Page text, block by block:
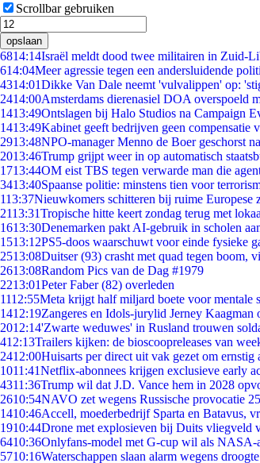
Scrollbar gebruiken
opslaan
6814:14Israël meldt dood twee militairen in Zuid-
614:04Meer agressie tegen een andersluidende
4314:01Dikke Van Dale neemt 'vulvalippen' op:
2414:00Amsterdams dierenasiel DOA overspoeld
1413:49Ontslagen bij Halo Studios na Campaign
1413:49Kabinet geeft bedrijven geen compensatie
2913:48NPO-manager Menno de Boer geschorst
2013:46Trump grijpt weer in op automatisch
1713:44OM eist TBS tegen verwarde man die
3413:40Spaanse politie: minstens tien voor
113:37Nieuwkomers schitteren bij ruime Europese
2113:31Tropische hitte keert zondag terug met
1613:30Denemarken pakt AI-gebruik in scholen
1513:12PS5-doos waarschuwt voor einde fysieke
2513:08Duitser (93) crasht met quad tegen boom,
2613:08Random Pics van de Dag #1979
2213:01Peter Faber (82) overleden
1112:55Meta krijgt half miljard boete voor mentale
1412:19Zangeres en Idols-jurylid Jerney
2012:14'Zwarte weduwes' in Rusland trouwen
412:13Trailers kijken: de bioscoopreleases van
2412:00Huisarts per direct uit vak gezet om
1011:41Netflix-abonnees krijgen exclusieve early
4311:36Trump wil dat J.D. Vance hem in 2028
2610:54NAVO zet wegens Russische provocatie
1410:46Accell, moederbedrijf Sparta en Batavus,
1910:44Drone met explosieven bij Duits vliegveld
6410:36Onlyfans-model met G-cup wil als NASA-
5710:16Waterschappen slaan alarm wegens